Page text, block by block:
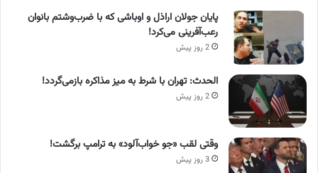
پایان جولان اراذل و اوباشی که با ضرب‌وشتم بانوان
رعب‌آفرینی می‌کرد!
2 روز پیش
الحدث: تهران با شرط به میز مذاکره بازمی‌گردد!
2 روز پیش
وقتی لقب «جو خواب‌آلود» به ترامپ برگشت!
3 روز پیش